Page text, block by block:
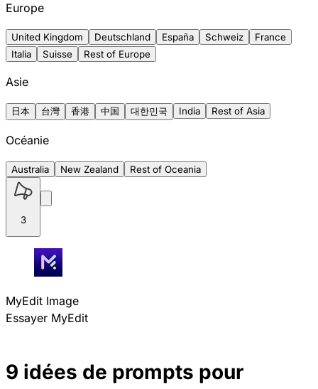
Europe
United Kingdom Deutschland España Schweiz
France
Italia
Suisse Rest of Europe
Asie
日本 台灣 香港 中国 대한민국 India Rest of Asia
Océanie
Australia New Zealand Rest of Oceania
3
MyEdit Image
Essayer MyEdit
9 idées de prompts pour